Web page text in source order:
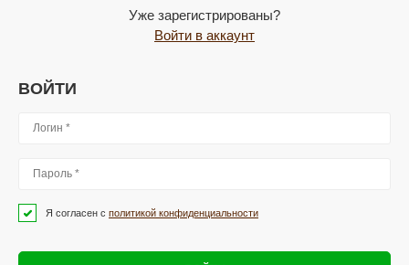
Уже зарегистрированы?
Войти в аккаунт
ВОЙТИ
Я согласен с политикой конфиденциальности